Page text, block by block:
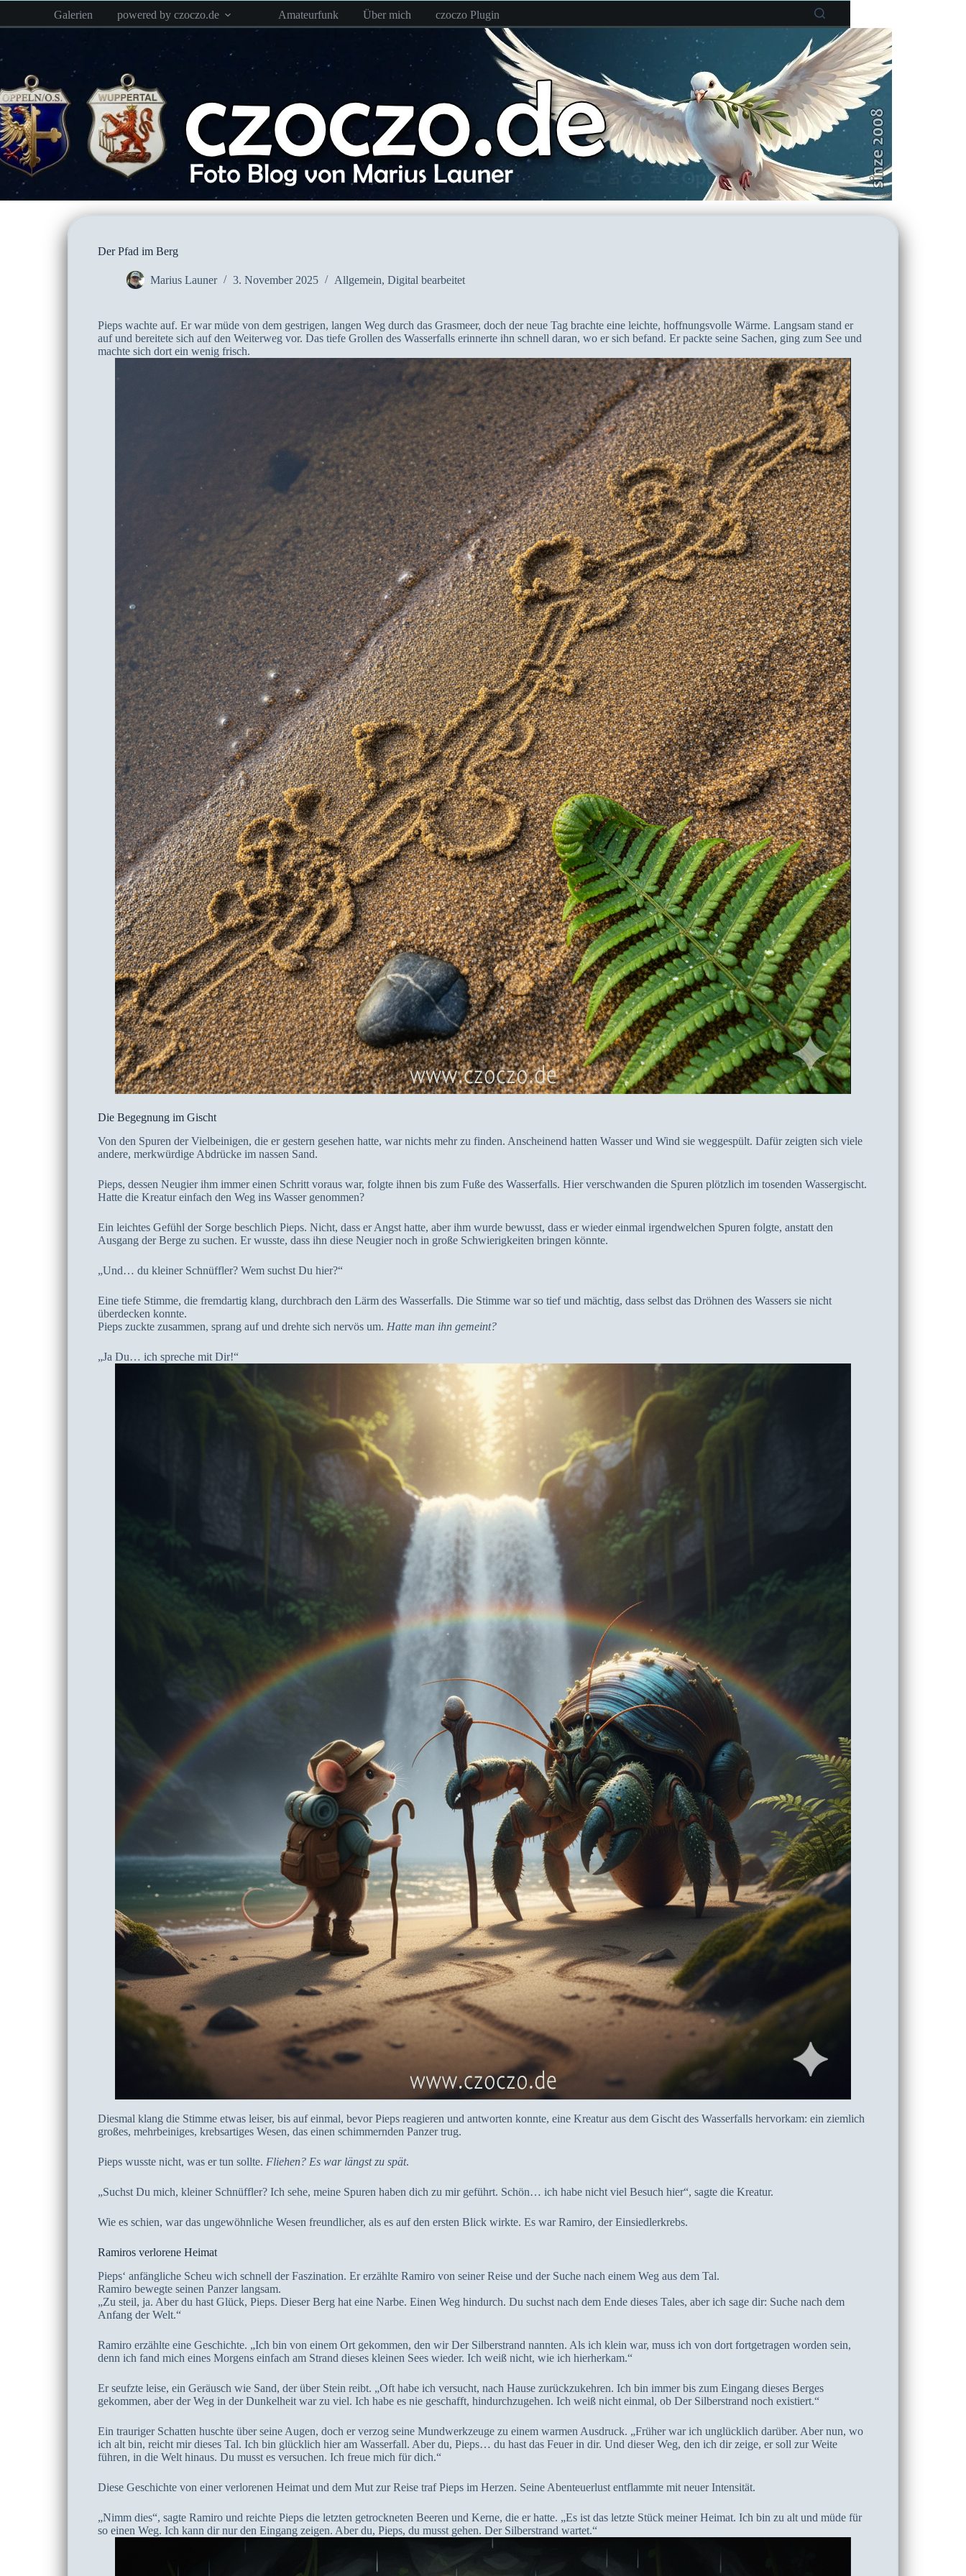
springen
Galerien powered by czoczo.de Amateurfunk Über mich czoczo Plugin
Der Pfad im Berg
Marius Launer 3. November 2025 Allgemein, Digital bearbeitet
Pieps wachte auf. Er war müde von dem gestrigen, langen Weg durch das Grasmeer, doch der neue Tag brachte eine leichte, hoffnungsvolle Wärme. Langsam stand er
auf und bereitete sich auf den Weiterweg vor. Das tiefe Grollen des Wasserfalls erinnerte ihn schnell daran, wo er sich befand. Er packte seine Sachen, ging zum See und
machte sich dort ein wenig frisch.
Die Begegnung im Gischt
Von den Spuren der Vielbeinigen, die er gestern gesehen hatte, war nichts mehr zu finden. Anscheinend hatten Wasser und Wind sie weggespült. Dafür zeigten sich viele
andere, merkwürdige Abdrücke im nassen Sand.
Pieps, dessen Neugier ihm immer einen Schritt voraus war, folgte ihnen bis zum Fuße des Wasserfalls. Hier verschwanden die Spuren plötzlich im tosenden Wassergischt.
Hatte die Kreatur einfach den Weg ins Wasser genommen?
Ein leichtes Gefühl der Sorge beschlich Pieps. Nicht, dass er Angst hatte, aber ihm wurde bewusst, dass er wieder einmal irgendwelchen Spuren folgte, anstatt den
Ausgang der Berge zu suchen. Er wusste, dass ihn diese Neugier noch in große Schwierigkeiten bringen könnte.
„Und… du kleiner Schnüffler? Wem suchst Du hier?“
Eine tiefe Stimme, die fremdartig klang, durchbrach den Lärm des Wasserfalls. Die Stimme war so tief und mächtig, dass selbst das Dröhnen des Wassers sie nicht
überdecken konnte.
Pieps zuckte zusammen, sprang auf und drehte sich nervös um. Hatte man ihn gemeint?
„Ja Du… ich spreche mit Dir!“
Diesmal klang die Stimme etwas leiser, bis auf einmal, bevor Pieps reagieren und antworten konnte, eine Kreatur aus dem Gischt des Wasserfalls hervorkam: ein ziemlich
großes, mehrbeiniges, krebsartiges Wesen, das einen schimmernden Panzer trug.
Pieps wusste nicht, was er tun sollte. Fliehen? Es war längst zu spät.
„Suchst Du mich, kleiner Schnüffler? Ich sehe, meine Spuren haben dich zu mir geführt. Schön… ich habe nicht viel Besuch hier“, sagte die Kreatur.
Wie es schien, war das ungewöhnliche Wesen freundlicher, als es auf den ersten Blick wirkte. Es war Ramiro, der Einsiedlerkrebs.
Ramiros verlorene Heimat
Pieps‘ anfängliche Scheu wich schnell der Faszination. Er erzählte Ramiro von seiner Reise und der Suche nach einem Weg aus dem Tal.
Ramiro bewegte seinen Panzer langsam.
„Zu steil, ja. Aber du hast Glück, Pieps. Dieser Berg hat eine Narbe. Einen Weg hindurch. Du suchst nach dem Ende dieses Tales, aber ich sage dir: Suche nach dem
Anfang der Welt.“
Ramiro erzählte eine Geschichte. „Ich bin von einem Ort gekommen, den wir Der Silberstrand nannten. Als ich klein war, muss ich von dort fortgetragen worden sein,
denn ich fand mich eines Morgens einfach am Strand dieses kleinen Sees wieder. Ich weiß nicht, wie ich hierherkam.“
Er seufzte leise, ein Geräusch wie Sand, der über Stein reibt. „Oft habe ich versucht, nach Hause zurückzukehren. Ich bin immer bis zum Eingang dieses Berges
gekommen, aber der Weg in der Dunkelheit war zu viel. Ich habe es nie geschafft, hindurchzugehen. Ich weiß nicht einmal, ob Der Silberstrand noch existiert.“
Ein trauriger Schatten huschte über seine Augen, doch er verzog seine Mundwerkzeuge zu einem warmen Ausdruck. „Früher war ich unglücklich darüber. Aber nun, wo
ich alt bin, reicht mir dieses Tal. Ich bin glücklich hier am Wasserfall. Aber du, Pieps… du hast das Feuer in dir. Und dieser Weg, den ich dir zeige, er soll zur Weite
führen, in die Welt hinaus. Du musst es versuchen. Ich freue mich für dich.“
Diese Geschichte von einer verlorenen Heimat und dem Mut zur Reise traf Pieps im Herzen. Seine Abenteuerlust entflammte mit neuer Intensität.
„Nimm dies“, sagte Ramiro und reichte Pieps die letzten getrockneten Beeren und Kerne, die er hatte. „Es ist das letzte Stück meiner Heimat. Ich bin zu alt und müde für
so einen Weg. Ich kann dir nur den Eingang zeigen. Aber du, Pieps, du musst gehen. Der Silberstrand wartet.“